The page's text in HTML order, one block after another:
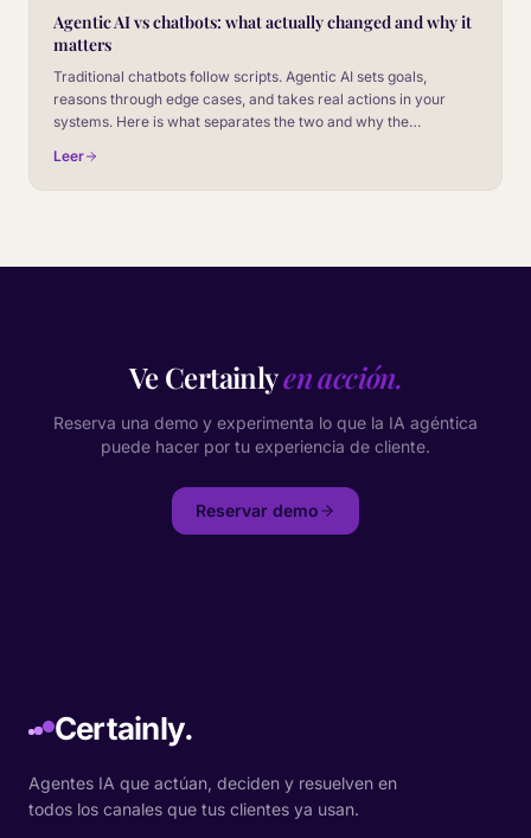
Agentic AI vs chatbots: what actually changed and why it
matters
Traditional chatbots follow scripts. Agentic AI sets goals,
reasons through edge cases, and takes real actions in your
systems. Here is what separates the two and why the
Leer
Ve Certainlyen acción.
Reserva una demo y experimenta lo que la IA agéntica
puede hacer por tu experiencia de cliente.
Reservar demo
Certainly.
Agentes IA que actúan, deciden y resuelven en
todos los canales que tus clientes ya usan.